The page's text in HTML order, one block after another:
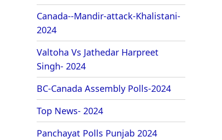
Canada--Mandir-attack-Khalistani-
2024
Valtoha Vs Jathedar Harpreet
Singh- 2024
BC-Canada Assembly Polls-2024
Top News- 2024
Panchayat Polls Punjab 2024